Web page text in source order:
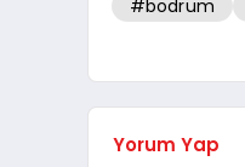
#bodrum
Yorum Yap